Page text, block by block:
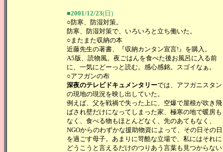
■2001/12/23(日)
○防寒、防湿対策。
防寒、防湿対策で、いろいろと立ち働いた。
○またまた収納の本
近藤先生の著書、『収納カンタン宣言!』を購入。
A5版、読物風。夜ごはんを食べた後お風呂に入る前
に、一気にどーっと読む。感心感銘。スゴイなぁ。
○アフガンの布
深夜のテレビドキュメンタリーでは、アフガニスタン
の現地の現況を映し出していた。
例えば、父を戦禍で失った上に、空爆で屋根が吹き飛
ばされ壁だけになってしまった家、極寒の地で暖房も
なく、食べる物もほとんどなく、先のあてもなく、
NGOからのわずかな援助物資によって、その日その日
を過ごす母子。あまりに苛酷な立場で、私にはそれに
どうこうと言えるだけのつりあう言葉も見つからない